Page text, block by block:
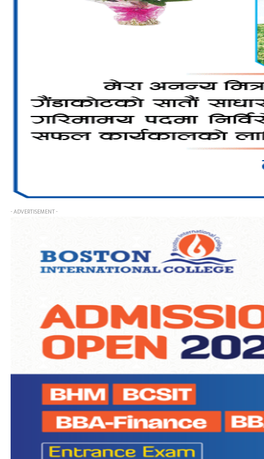
- ADVERTISEMENT -